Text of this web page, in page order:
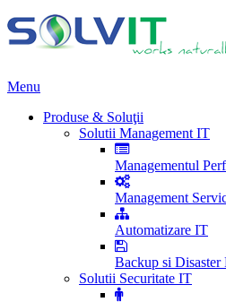
Menu
Produse & Soluţii
Solutii Management IT
Managementul
Management
Automatizare IT
Backup si Disaster
Solutii Securitate IT